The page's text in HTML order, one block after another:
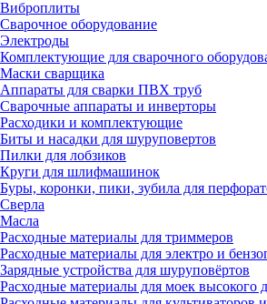
Виброплиты
Сварочное оборудование
Электроды
Комплектующие для сварочного
Маски сварщика
Аппараты для сварки ПВХ труб
Сварочные аппараты и инверторы
Расходики и комплектующие
Биты и насадки для шуруповертов
Пилки для лобзиков
Круги для шлифмашинок
Буры, коронки, пики, зубила для
Сверла
Масла
Расходные материалы для триммеров
Расходные материалы для электро и
Зарядные устройства для шуруповёртов
Расходные материалы для моек высокого